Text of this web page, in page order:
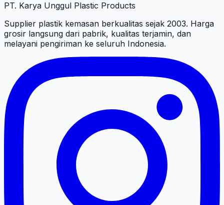
PT. Karya Unggul Plastic Products
Supplier plastik kemasan berkualitas sejak 2003. Harga
grosir langsung dari pabrik, kualitas terjamin, dan
melayani pengiriman ke seluruh Indonesia.